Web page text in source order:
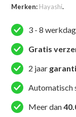
Merken: Hayashi.
3 - 8
Gratis
2 jaar
Automatisch
Meer dan